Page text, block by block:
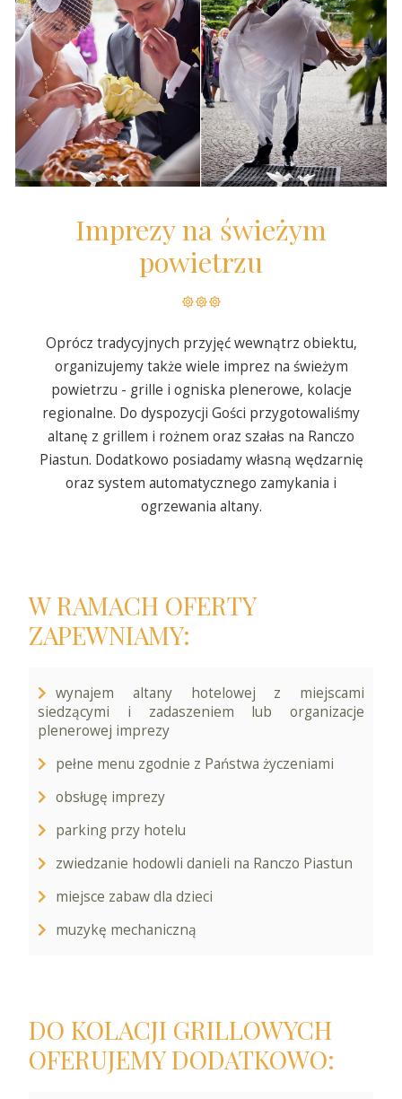
Imprezy na świeżym
powietrzu
Oprócz tradycyjnych przyjęć wewnątrz obiektu,
organizujemy także wiele imprez na świeżym
powietrzu - grille i ogniska plenerowe, kolacje
regionalne. Do dyspozycji Gości przygotowaliśmy
altanę z grillem i rożnem oraz szałas na Ranczo
Piastun. Dodatkowo posiadamy własną wędzarnię
oraz system automatycznego zamykania i
ogrzewania altany.
W RAMACH OFERTY
ZAPEWNIAMY:
wynajem altany hotelowej z miejscami
siedzącymi i zadaszeniem lub organizacje
plenerowej imprezy
pełne menu zgodnie z Państwa życzeniami
obsługę imprezy
parking przy hotelu
zwiedzanie hodowli danieli na Ranczo Piastun
miejsce zabaw dla dzieci
muzykę mechaniczną
DO KOLACJI GRILLOWYCH
OFERUJEMY DODATKOWO: